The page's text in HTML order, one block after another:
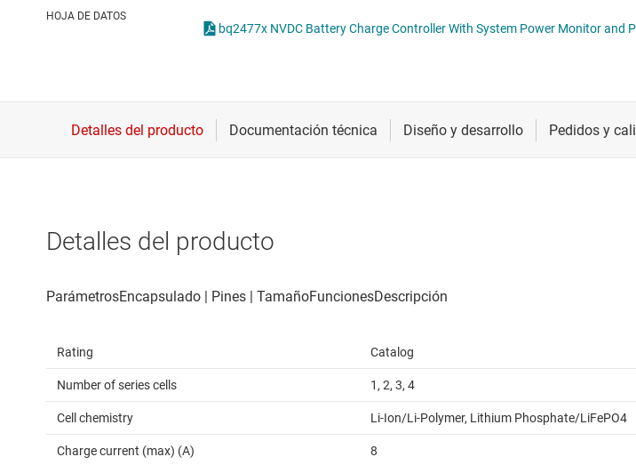
Interfaz Servicios de chip y oblea
HOJA DE DATOS
Detalles del producto
Rating Catalog
Number of series cells 1, 2, 3, 4
Cell chemistry Li-Ion/Li-Polymer, Lithium Phosphate/LiFePO4
Charge current (max) (A) 8